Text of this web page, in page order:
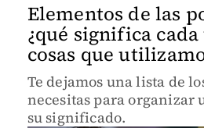
Elementos de las
¿qué significa
cosas que
Te dejamos una lista de
necesitas para organizar
su significado.